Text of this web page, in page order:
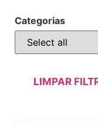
Categorias
LIMPAR